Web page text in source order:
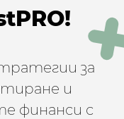
за
и
финанси с